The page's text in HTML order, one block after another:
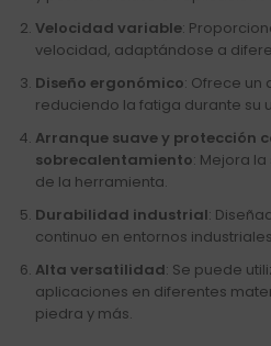
Velocidad variable:
velocidad, adaptándose a
Diseño ergonómico: Ofrece un
reduciendo la fatiga durante su
Arranque suave y protección
sobrecalentamiento: Mejora
de la herramienta.
Durabilidad industrial:
continuo en entornos
Alta versatilidad: Se puede
aplicaciones en diferentes
piedra y más.